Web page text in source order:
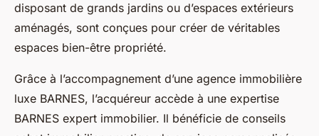
disposant de grands jardins ou d’espaces extérieurs
aménagés, sont conçues pour créer de véritables
espaces bien-être propriété.
Grâce à l’accompagnement d’une agence immobilière
luxe BARNES, l’acquéreur accède à une expertise
BARNES expert immobilier. Il bénéficie de conseils